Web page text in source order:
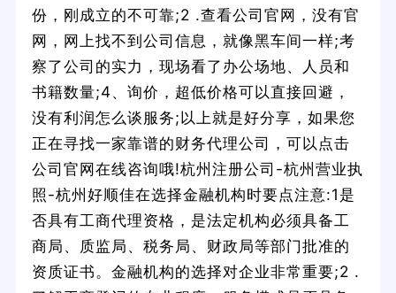
份，刚成立的不可靠;2 .查看公司官网，没有官
网，网上找不到公司信息，就像黑车间一样;考
察了公司的实力，现场看了办公场地、人员和
书籍数量;4、询价，超低价格可以直接回避，
没有利润怎么谈服务;以上就是好分享，如果您
正在寻找一家靠谱的财务代理公司，可以点击
公司官网在线咨询哦!杭州注册公司-杭州营业执
照-杭州好顺佳在选择金融机构时要点注意:1是
否具有工商代理资格，是法定机构必须具备工
商局、质监局、税务局、财政局等部门批准的
资质证书。金融机构的选择对企业非常重要;2 .